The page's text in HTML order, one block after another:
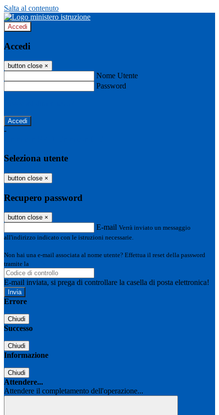
Salta al contenuto
Accedi
Accedi
button close ×
Nome Utente
Password
-
Seleziona utente
button close ×
Recupero password
button close ×
E-mail Verrà inviato un messaggio
all'indirizzo indicato con le istruzioni necessarie.
Non hai una e-mail associata al nome utente? Effettua il reset della password
tramite la
E-mail inviata, si prega di controllare la casella di posta elettronica!
Errore
Chiudi
Successo
Chiudi
Informazione
Chiudi
Attendere...
Attendere il completamento dell'operazione...